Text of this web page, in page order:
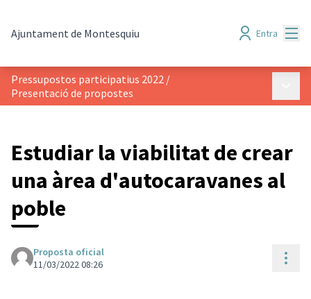
Ajuntament de Montesquiu Entra
Pressupostos participatius 2022 /
Presentació de propostes
Estudiar la viabilitat de crear
una àrea d'autocaravanes al
poble
Proposta oficial
11/03/2022 08:26